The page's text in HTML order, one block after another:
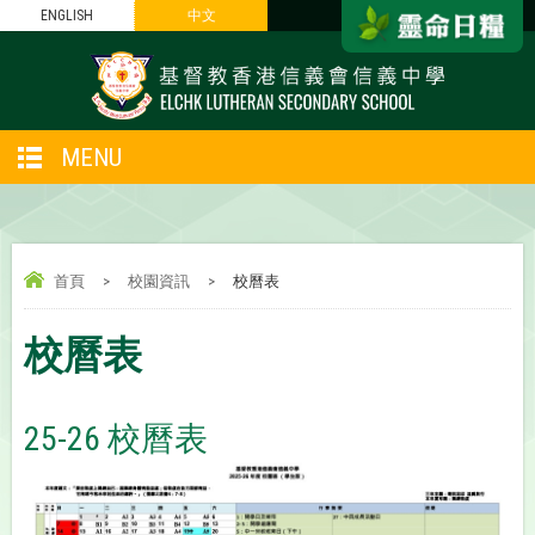
ENGLISH 中文
MENU
首頁 > 校園資訊 > 校曆表
校曆表
25-26 校曆表